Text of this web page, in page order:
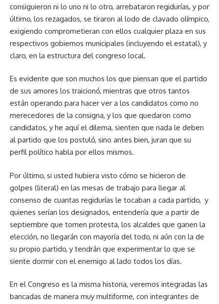
consiguieron ni lo uno ni lo otro, arrebataron regidurías, y por
último, los rezagados, se tiraron al lodo de clavado olímpico,
exigiendo comprometieran con ellos cualquier plaza en sus
respectivos gobiernos municipales (incluyendo el estatal), y
claro, en la estructura del congreso local.
Es evidente que son muchos los que piensan que el partido
de sus amores los traicionó, mientras que otros tantos
están operando para hacer ver a los candidatos como no
merecedores de la consigna, y los que quedaron como
candidatos, y he aquí el dilema, sienten que nada le deben
al partido que los postuló, sino antes bien, juran que su
perfil político habla por ellos mismos.
Por último, si usted hubiera visto cómo se hicieron de
golpes (literal) en las mesas de trabajo para llegar al
consenso de cuantas regidurías le tocaban a cada partido, y
quienes serían los designados, entendería que a partir de
septiembre que tomen protesta, los alcaldes que ganen la
elección, no llegarán con mayoría del todo, ni aún con la de
su propio partido, y tendrán que experimentar lo que se
siente dormir con el enemigo al lado todos los días.
En el Congreso es la misma historia, veremos integradas las
bancadas de manera muy multiforme, con integrantes de